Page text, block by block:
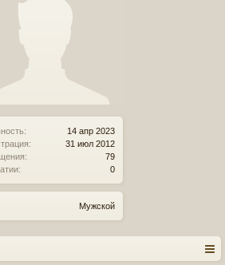
14 апр 2023
31 июл 2012
79
0
Мужской